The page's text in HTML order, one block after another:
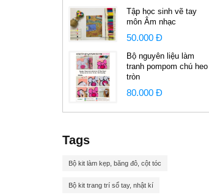
Tập học sinh vẽ tay
môn Âm nhạc
50.000 Đ
Bộ nguyên liệu làm
tranh pompom chú heo
tròn
80.000 Đ
Tags
Bộ kit làm kẹp, băng đô, cột tóc
Bộ kit trang trí sổ tay, nhật kí